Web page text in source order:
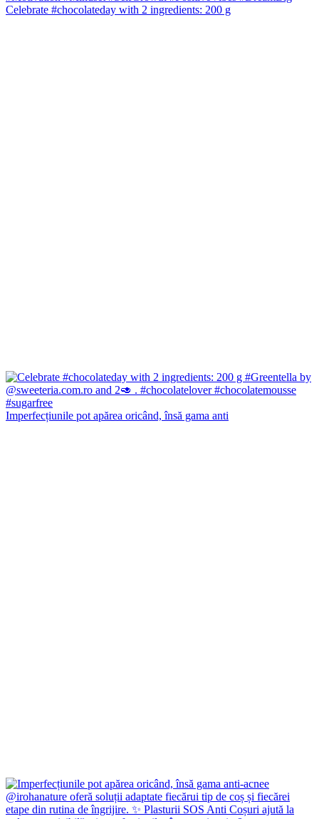
Celebrate #chocolateday with 2 ingredients: 200 g
Imperfecțiunile pot apărea oricând, însă gama anti